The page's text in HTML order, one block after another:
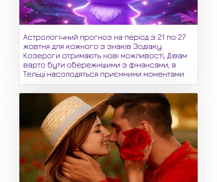
Астрологічний прогноз на період з 21 по 27
жовтня для кожного з знаків Зодіаку:
Козероги отримають нові можливості, Дівам
варто бути обережнішими з фінансами, а
Тельці насолодяться приємними моментами.